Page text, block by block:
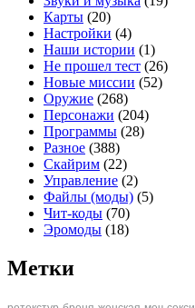
Карты (20)
Настройки (4)
Наши истории (1)
Не прошел тест (26)
Новые миссии (52)
Оружие (268)
Персонажи (204)
Программы (28)
Разное (388)
Скайрим (22)
Управление (2)
Файлы (моды) (5)
Чит-коды (70)
Эромоды (18)
Метки